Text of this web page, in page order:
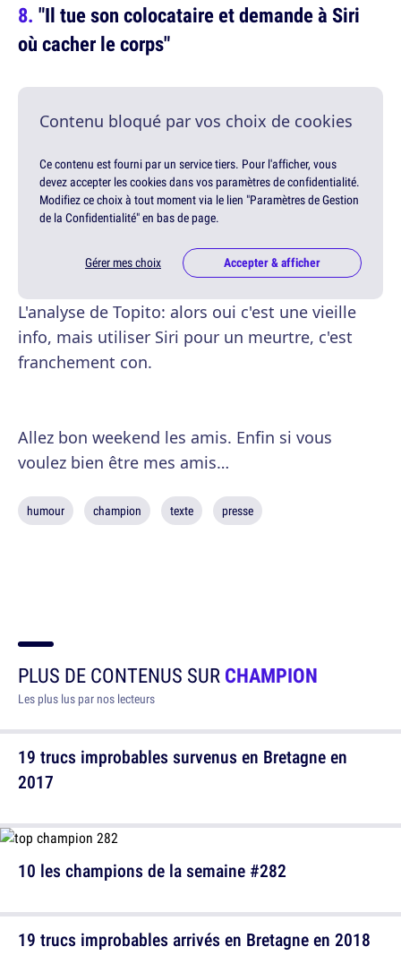
"Il tue son colocataire et demande à Siri
où cacher le corps"
Contenu bloqué par vos choix de cookies
Ce contenu est fourni par un service tiers. Pour l'afficher, vous
devez accepter les cookies dans vos paramètres de confidentialité.
Modifiez ce choix à tout moment via le lien "Paramètres de Gestion
de la Confidentialité" en bas de page.
Gérer mes choix Accepter & afficher
L'analyse de Topito: alors oui c'est une vieille
info, mais utiliser Siri pour un meurtre, c'est
franchement con.
Allez bon weekend les amis. Enfin si vous
voulez bien être mes amis…
humour champion texte presse
PLUS DE CONTENUS SURCHAMPION
Les plus lus par nos lecteurs
19 trucs improbables survenus en Bretagne en
2017
19 trucs improbables arrivés en Bretagne en 2018
10 les champions de la semaine #282